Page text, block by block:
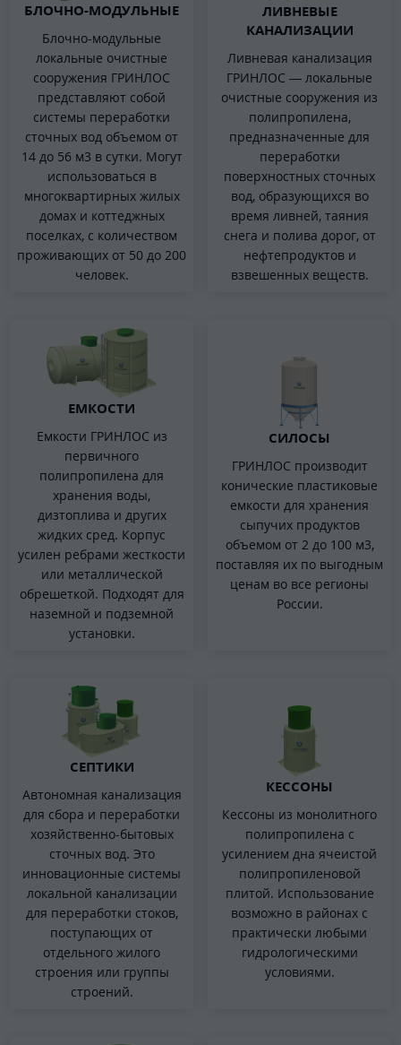
БЛОЧНО-МОДУЛЬНЫЕ
Блочно-модульные
локальные очистные
сооружения ГРИНЛОС
представляют собой
системы переработки
сточных вод объемом от
14 до 56 м3 в сутки. Могут
использоваться в
многоквартирных жилых
домах и коттеджных
поселках, с количеством
проживающих от 50 до 200
человек.
ЛИВНЕВЫЕ
КАНАЛИЗАЦИИ
Ливневая канализация
ГРИНЛОС — локальные
очистные сооружения из
полипропилена,
предназначенные для
переработки
поверхностных сточных
вод, образующихся во
время ливней, таяния
снега и полива дорог, от
нефтепродуктов и
взвешенных веществ.
ЕМКОСТИ
Емкости ГРИНЛОС из
первичного
полипропилена для
хранения воды,
дизтоплива и других
жидких сред. Корпус
усилен ребрами жесткости
или металлической
обрешеткой. Подходят для
наземной и подземной
установки.
СИЛОСЫ
ГРИНЛОС производит
конические пластиковые
емкости для хранения
сыпучих продуктов
объемом от 2 до 100 м3,
поставляя их по выгодным
ценам во все регионы
России.
СЕПТИКИ
Автономная канализация
для сбора и переработки
хозяйственно-бытовых
сточных вод. Это
инновационные системы
локальной канализации
для переработки стоков,
поступающих от
отдельного жилого
строения или группы
строений.
КЕССОНЫ
Кессоны из монолитного
полипропилена с
усилением дна ячеистой
полипропиленовой
плитой. Использование
возможно в районах с
практически любыми
гидрологическими
условиями.